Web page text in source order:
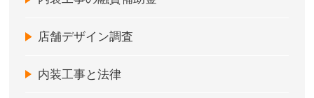
店舗デザイン調査
内装工事と法律